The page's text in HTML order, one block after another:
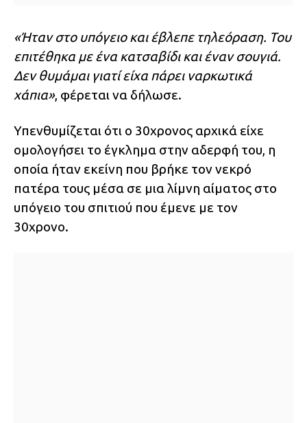
«Ήταν στο υπόγειο και έβλεπε τηλεόραση. Του
επιτέθηκα με ένα κατσαβίδι και έναν σουγιά.
Δεν θυμάμαι γιατί είχα πάρει ναρκωτικά
χάπια», φέρεται να δήλωσε.
Υπενθυμίζεται ότι ο 30χρονος αρχικά είχε
ομολογήσει το έγκλημα στην αδερφή του, η
οποία ήταν εκείνη που βρήκε τον νεκρό
πατέρα τους μέσα σε μια λίμνη αίματος στο
υπόγειο του σπιτιού που έμενε με τον
30χρονο.